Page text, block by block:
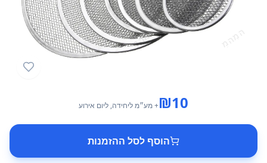
₪10 + מע״מליחידה, ליום אירוע
הוסף לסל ההזמנות